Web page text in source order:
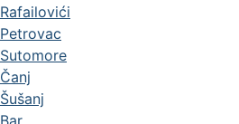
Rafailovići
Petrovac
Sutomore
Čanj
Šušanj
Bar